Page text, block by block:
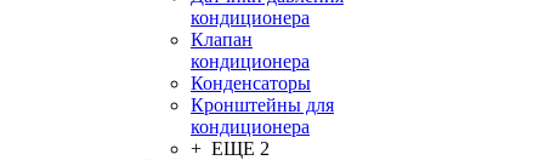
кондиционера
Клапан
кондиционера
Конденсаторы
Кронштейны для
кондиционера
+ ЕЩЕ 2